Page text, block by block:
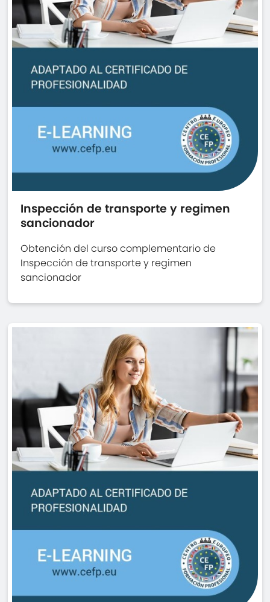
Inspección de transporte y regimen
sancionador
Obtención del curso complementario de
Inspección de transporte y regimen
sancionador